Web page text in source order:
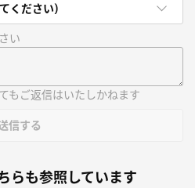
ください)
い
もご返信はいたしかねます
信する
らも参照しています